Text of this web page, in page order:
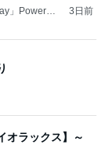
」Powered
3日前
オラックス】～